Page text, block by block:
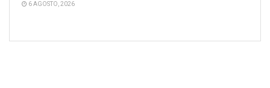
6 AGOSTO, 2026